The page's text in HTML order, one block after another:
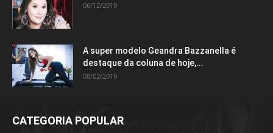
06/12/2019
A super modelo Geandra Bazzanella é
destaque da coluna de hoje,...
08/02/2019
CATEGORIA POPULAR